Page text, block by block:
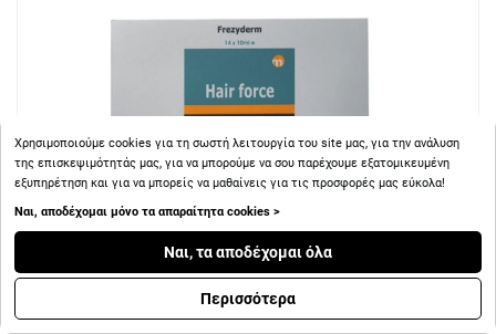
Χρησιμοποιούμε cookies για τη σωστή λειτουργία του site μας, για την ανάλυση
της επισκεψιμότητάς μας, για να μπορούμε να σου παρέχουμε εξατομικευμένη
εξυπηρέτηση και για να μπορείς να μαθαίνεις για τις προσφορές μας εύκολα!
Ναι, αποδέχομαι μόνο τα απαραίτητα cookies >
Ναι, τα αποδέχομαι όλα
Περισσότερα